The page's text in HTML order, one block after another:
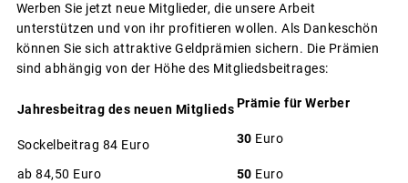
Werben Sie jetzt neue Mitglieder, die unsere Arbeit
unterstützen und von ihr profitieren wollen. Als Dankeschön
können Sie sich attraktive Geldprämien sichern. Die Prämien
sind abhängig von der Höhe des Mitgliedsbeitrages:
Jahresbeitrag des neuen MitgliedsPrämie für Werber
Sockelbeitrag 84 Euro 30 Euro
ab 84,50 Euro 50 Euro